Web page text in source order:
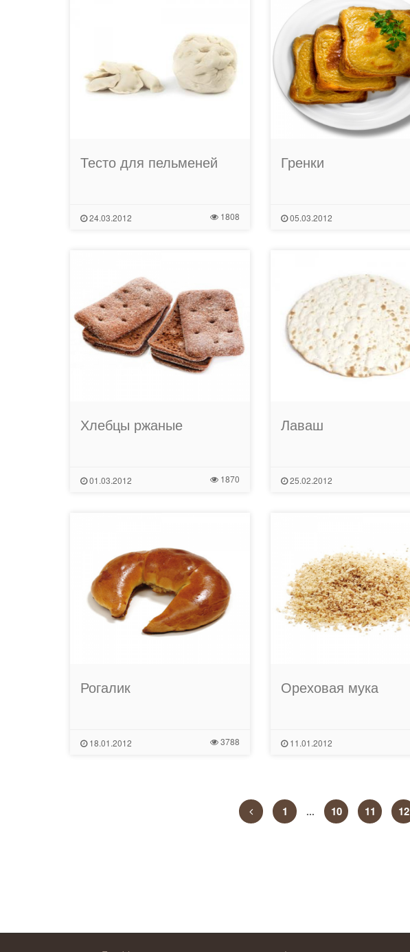
Тесто для пельменей
24.03.2012 1808
Гренки
05.03.2012
Хлебцы ржаные
01.03.2012 1870
Лаваш
25.02.2012
Рогалик
18.01.2012 3788
Ореховая мука
11.01.2012
1 ... 10 11 12